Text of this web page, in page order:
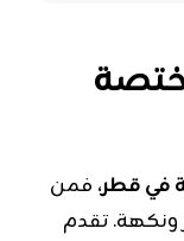
قطر، فمن
تقدم